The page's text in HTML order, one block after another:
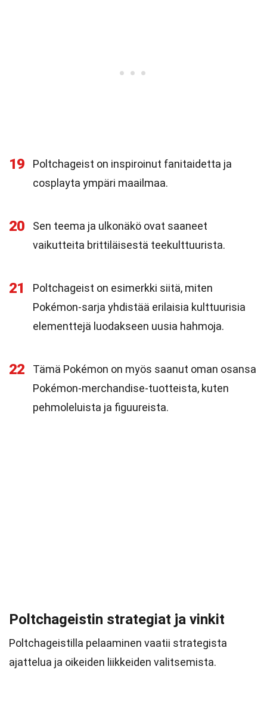
19
Poltchageist on inspiroinut fanitaidetta ja
cosplayta ympäri maailmaa.
20
Sen teema ja ulkonäkö ovat saaneet
vaikutteita brittiläisestä teekulttuurista.
21
Poltchageist on esimerkki siitä, miten
Pokémon-sarja yhdistää erilaisia kulttuurisia
elementtejä luodakseen uusia hahmoja.
22
Tämä Pokémon on myös saanut oman osansa
Pokémon-merchandise-tuotteista, kuten
pehmoleluista ja figuureista.
Poltchageistin strategiat ja vinkit
Poltchageistilla pelaaminen vaatii strategista
ajattelua ja oikeiden liikkeiden valitsemista.